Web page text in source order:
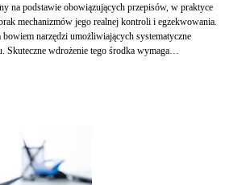
na podstawie obowiązujących przepisów, w praktyce
mechanizmów jego realnej kontroli i egzekwowania.
narzędzi umożliwiających systematyczne
Skuteczne wdrożenie tego środka wymaga